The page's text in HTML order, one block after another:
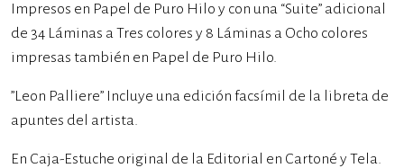
Impresos en Papel de Puro Hilo y con una “Suite” adicional
de 34 Láminas a Tres colores y 8 Láminas a Ocho colores
impresas también en Papel de Puro Hilo.
”Leon Palliere” Incluye una edición facsímil de la libreta de
apuntes del artista.
En Caja-Estuche original de la Editorial en Cartoné y Tela.